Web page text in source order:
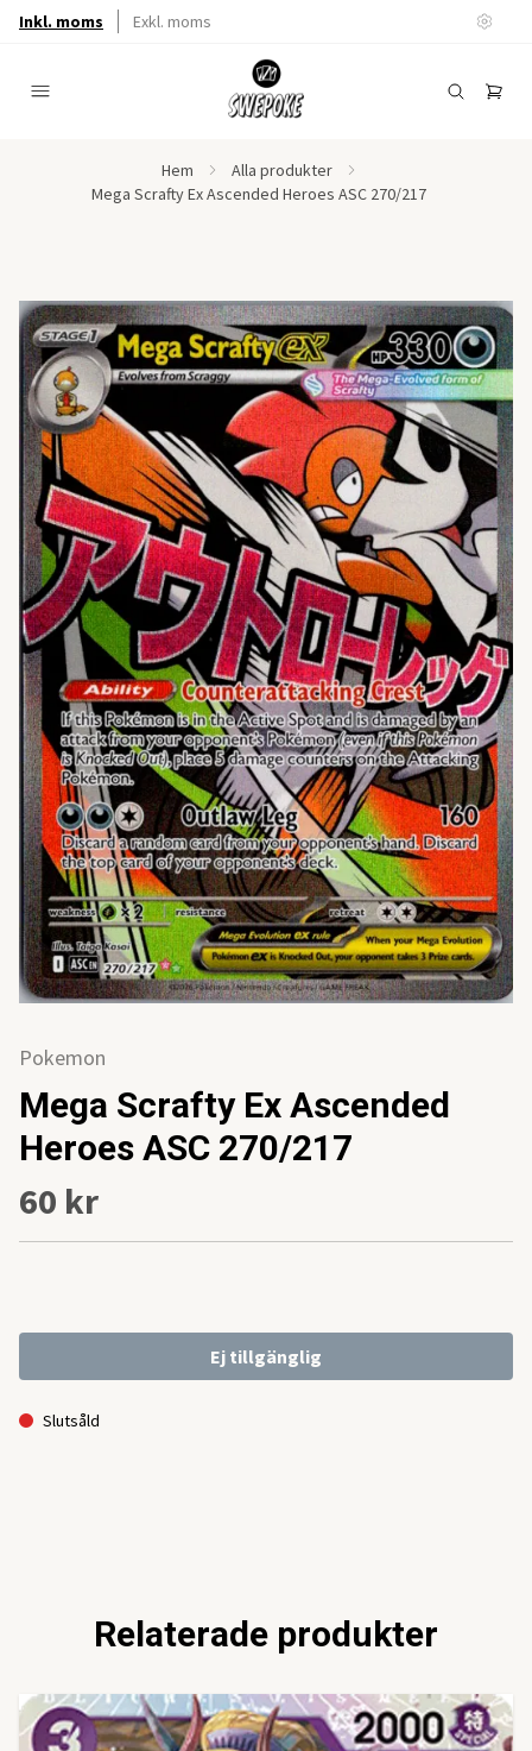
Inkl. moms Exkl. moms
Hem
Alla produkter
Mega Scrafty Ex Ascended Heroes ASC 270/217
Pokemon
Mega Scrafty Ex Ascended
Heroes ASC 270/217
60 kr
Ej tillgänglig
Slutsåld
Relaterade produkter